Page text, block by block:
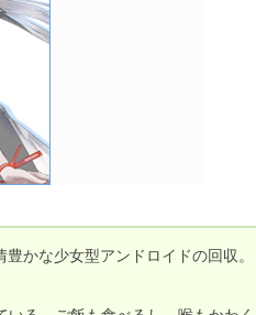
かな少女型アンドロイドの回収